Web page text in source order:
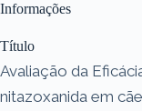
Informações
Título
Avaliação da
nitazoxanida em